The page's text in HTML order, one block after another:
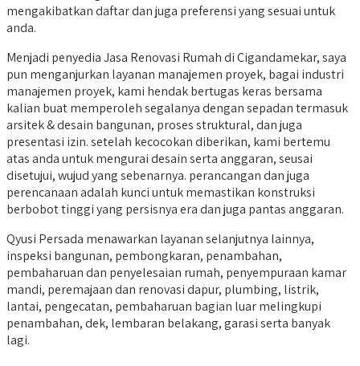
mengakibatkan daftar dan juga preferensi yang sesuai untuk
anda.
Menjadi penyedia Jasa Renovasi Rumah di Cigandamekar, saya
pun menganjurkan layanan manajemen proyek, bagai industri
manajemen proyek, kami hendak bertugas keras bersama
kalian buat memperoleh segalanya dengan sepadan termasuk
arsitek & desain bangunan, proses struktural, dan juga
presentasi izin. setelah kecocokan diberikan, kami bertemu
atas anda untuk mengurai desain serta anggaran, seusai
disetujui, wujud yang sebenarnya. perancangan dan juga
perencanaan adalah kunci untuk memastikan konstruksi
berbobot tinggi yang persisnya era dan juga pantas anggaran.
Qyusi Persada menawarkan layanan selanjutnya lainnya,
inspeksi bangunan, pembongkaran, penambahan,
pembaharuan dan penyelesaian rumah, penyempuraan kamar
mandi, peremajaan dan renovasi dapur, plumbing, listrik,
lantai, pengecatan, pembaharuan bagian luar melingkupi
penambahan, dek, lembaran belakang, garasi serta banyak
lagi.